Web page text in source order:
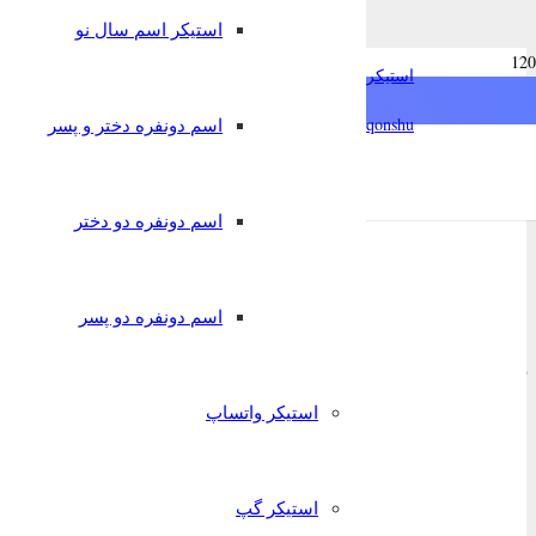
استیکرساز
qonshu@
استیکر اسم سال نو
اسم دونفره دختر و پسر
اسم دونفره دو دختر
اسم دونفره دو پسر
استیکر واتساپ
استیکر گپ
دانلود استیکر اسم یسنا به